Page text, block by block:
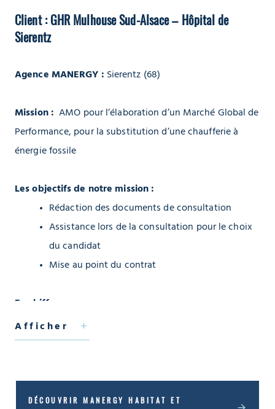
Client : GHR Mulhouse Sud-Alsace – Hôpital de
Sierentz
Agence MANERGY : Sierentz (68)
Mission : AMO pour l’élaboration d’un Marché Global de
Performance, pour la substitution d’une chaufferie à
énergie fossile
Les objectifs de notre mission :
Rédaction des documents de consultation
Assistance lors de la consultation pour le choix
du candidat
Mise au point du contrat
En chiffres
8 : nombre de bâtiments alimentés par une
chaufferie fioul et une chaufferie gaz (2 réseaux
370 000 m² : surface du patrimoine bâti
2 400 kW : puissance de la chaufferie fioul,
Afficher
DÉCOUVRIR MANERGY HABITAT ET